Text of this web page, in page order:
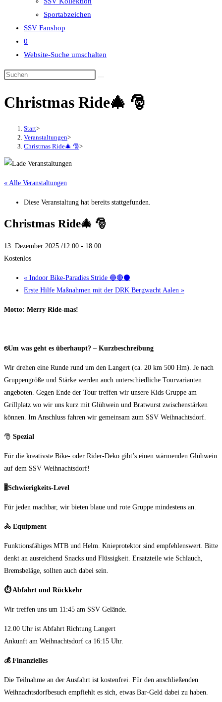
Sportabzeichen
SSV Fanshop
0
Website-Suche umschalten
Christmas Ride🎄 🎅
Start>
Veranstaltungen>
Christmas Ride🎄 🎅>
« Alle Veranstaltungen
Diese Veranstaltung hat bereits stattgefunden.
Christmas Ride🎄 🎅
13. Dezember 2025 /12:00 - 18:00
Kostenlos
« Indoor Bike-Paradies Stride 🔵🔴⚫
Erste Hilfe Maßnahmen mit der DRK Bergwacht Aalen »
Motto: Merry Ride-mas!
⎋Um was geht es überhaupt? – Kurzbeschreibung
Wir drehen eine Runde rund um den Langert (ca. 20 km 500 Hm). Je nach
Gruppengröße und Stärke werden auch unterschiedliche Tourvarianten
angeboten. Gegen Ende der Tour treffen wir unsere Kids Gruppe am
Grillplatz wo wir uns kurz mit Glühwein und Bratwurst zwischenstärken
können. Im Anschluss fahren wir gemeinsam zum SSV Weihnachtsdorf.
🎅 Spezial
Für die kreativste Bike- oder Rider-Deko gibt’s einen wärmenden Glühwein
auf dem SSV Weihnachtsdorf!
🎚️Schwierigkeits-Level
Für jeden machbar, wir bieten blaue und rote Gruppe mindestens an.
🚴 Equipment
Funktionsfähiges MTB und Helm. Knieprotektor sind empfehlenswert. Bitte
denkt an ausreichend Snacks und Flüssigkeit. Ersatzteile wie Schlauch,
Bremsbeläge, sollten auch dabei sein.
⏱️Abfahrt und Rückkehr
Wir treffen uns um 11:45 am SSV Gelände.
12.00 Uhr ist Abfahrt Richtung Langert
Ankunft am Weihnachtsdorf ca 16:15 Uhr.
💰Finanzielles
Die Teilnahme an der Ausfahrt ist kostenfrei. Für den anschließenden
Weihnachtsdorfbesuch empfiehlt es sich, etwas Bar-Geld dabei zu haben.